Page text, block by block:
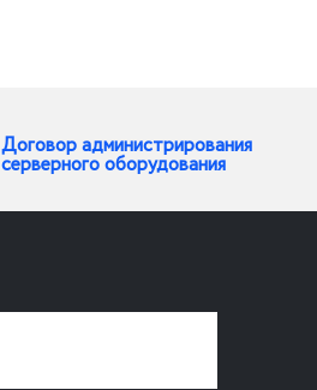
Договор администрирования
серверного оборудования